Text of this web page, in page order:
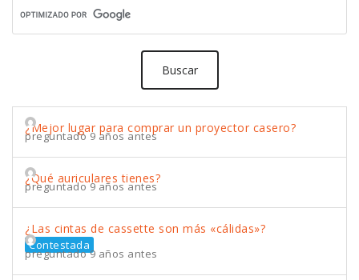
¿Mejor lugar para comprar un proyector casero?
preguntado 9 años antes
¿Qué auriculares tienes?
preguntado 9 años antes
¿Las cintas de cassette son más «cálidas»?
Contestada
preguntado 9 años antes